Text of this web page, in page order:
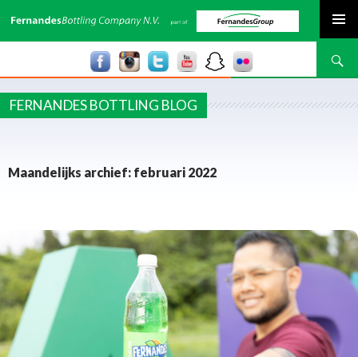
Zoeken
FERNANDES BOTTLING BLOG
Maandelijks archief: februari 2022